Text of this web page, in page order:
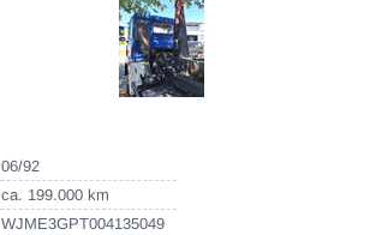
06/92
ca. 199.000 km
WJME3GPT004135049